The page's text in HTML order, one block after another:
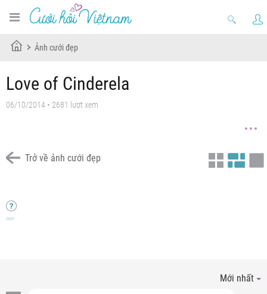
Ảnh cưới đẹp
Love of Cinderela
06/10/2014 • 2681 lượt xem
Trở về ảnh cưới đẹp
Chưa có tiêu đề
Chưa có tiêu đề
Chiếc hài định mệnh
Sweet Love
Chưa có tiêu đề
Mới nhất